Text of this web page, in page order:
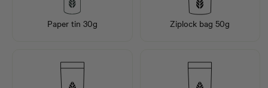
Paper tin 30g Ziplock bag 50g